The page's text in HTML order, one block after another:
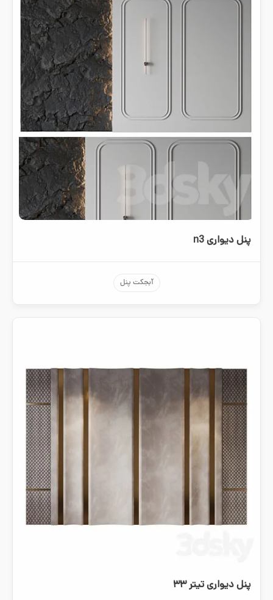
پنل دیواری n3
آبجکت پنل
پنل دیواری تیتر ۳۳